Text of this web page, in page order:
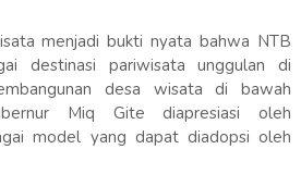
menjadi bukti nyata bahwa NTB
destinasi pariwisata unggulan di
desa wisata di bawah
Miq Gite diapresiasi oleh
model yang dapat diadopsi oleh